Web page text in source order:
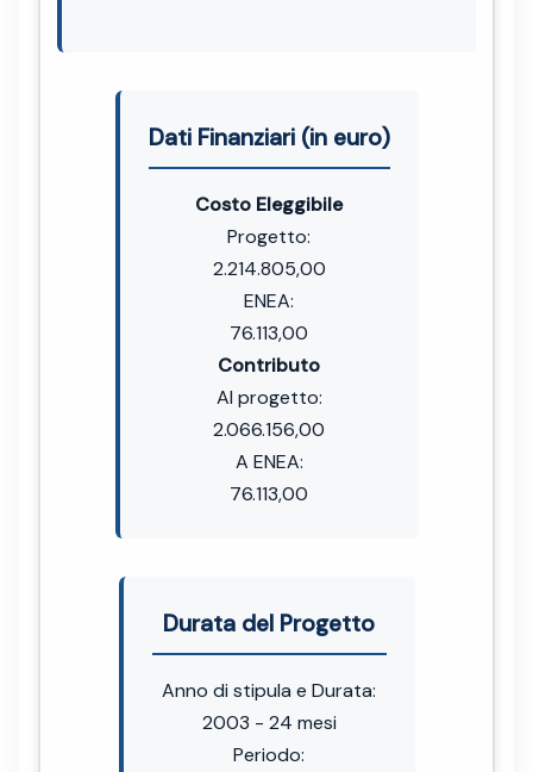
Dati Finanziari (in euro)
Costo Eleggibile
Progetto:
2.214.805,00
ENEA:
76.113,00
Contributo
Al progetto:
2.066.156,00
A ENEA:
76.113,00
Durata del Progetto
Anno di stipula e Durata:
2003 - 24 mesi
Periodo: